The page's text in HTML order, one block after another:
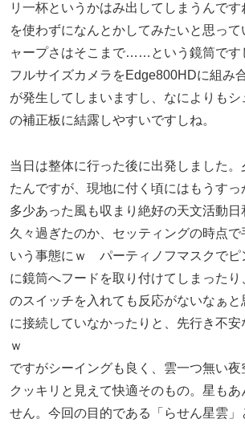
リ一杯というかはみ出してしまうんで
を使わずになんとかしてみたいと思っ
ャープさはそこまで……という鏡筒です
フルサイズカメラをEdge800HDに組み
が発生してしまいますし、なによりも
の補正板に結露しやすいですしね。
当日は整体に行った後に出発しました。
たんですが、現地に付く頃にはもうすっ
多少あった風も収まり絶好の天文活動日
久々過ぎたのか、セッティングの時点で
いう事態にｗ パーティノフマスクでピ
に鏡筒へフードを取り付けてしまった
のスイッチを入れても反応がないなぁ
に接続していなかったりと、先行き不安
ｗ
ですがシーイングも良く、雲一つ無い夜
クッキリと見えて快適そのもの。星もあ
せん。今回の目的である「らせん星雲」